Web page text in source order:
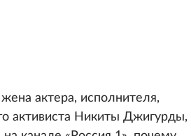
актера, исполнителя,
активиста Никиты Джигурды,